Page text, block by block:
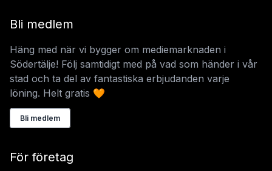
Bli medlem
Häng med när vi bygger om mediemarknaden i
Södertälje! Följ samtidigt med på vad som händer i vår
stad och ta del av fantastiska erbjudanden varje
löning. Helt gratis 🧡
Bli medlem
För företag